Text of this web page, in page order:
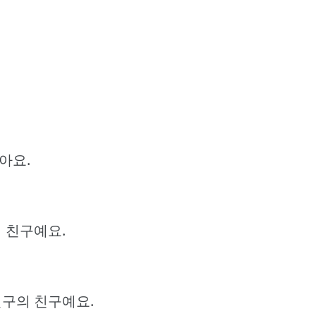
요.
친구예요.
의 친구예요.